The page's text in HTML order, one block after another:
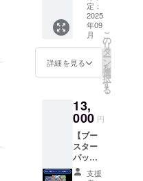
す ※公
序良俗
に反す
るお名
運営が
不適切
したお
名前は
変更の
お願い
をする
ことが
ありま
す
は、支
援プラ
ン及び
先着順
いたし
ます ※
ン、ま
た同じ
プラン
を複数
ご支援
いただ
いた場
ます。
製造工
程上、
カード
な傷が
入る可
す
「ホー
ムペー
ジに支
援者と
して掲
載」に
パック6
枚入り
(1BOX
にラン
ダムで
180枚収
録) カー
類：180
種 180
種の中
から、1
パック
にカー
ドがラ
ンダム
スリー
②【ク
ラファ
ン書下
ろしイ
点 各
55枚入
り ・ク
ラウド
ファン
ディン
グ限定
ター
パック
第1弾
1BOX ×
2点 ・
クラウ
ドファ
ンディ
定カー
ド3種
セット
×2点 ・
プレイ
マット
×2点
定：
2025
年09
月
詳細を見る
こ
の
リ
タ
ー
ン
を
選
択
す
る
13,
000 円
【ブー
スター
パック
第1弾支援